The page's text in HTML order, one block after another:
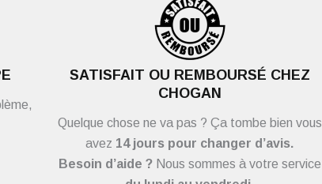
SATISFAIT OU REMBOURSÉ CHEZ
CHOGAN
Quelque chose ne va pas ? Ça tombe bien vous
avez 14 jours pour changer d’avis.
Besoin d’aide ?Nous sommes à votre service